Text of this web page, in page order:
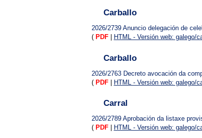
Carballo
2026/2739 Anuncio delegación de
( PDF HTML - Versión web: galego/
Carballo
2026/2763 Decreto avocación da
( PDF | HTML - Versión web: galego/
Carral
2026/2789 Aprobación da listaxe
( PDF | HTML - Versión web: galego/